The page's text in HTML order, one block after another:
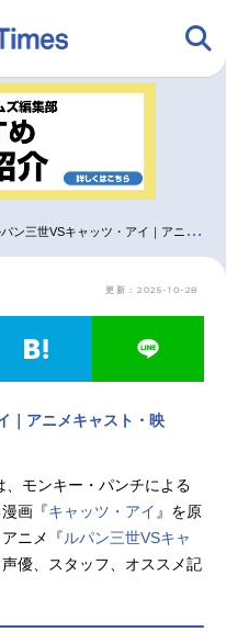
アニメ
声優記事一覧
実写化映画一覧
夏アニメ
ン三世VSキャッツ・アイ｜アニメキャスト・映画・最新情報一覧
更新：2025-10-28
｜アニメキャスト・映
、モンキー・パンチによる
画『キャッツ・アイ 』を原
ニメ『ルパン三世VSキャ
優、スタッフ、オススメ記